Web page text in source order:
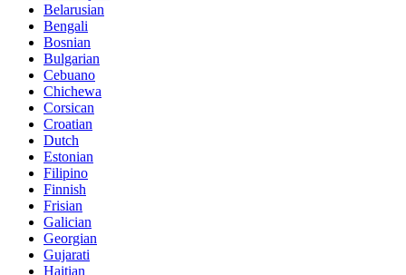
Belarusian
Bengali
Bosnian
Bulgarian
Cebuano
Chichewa
Corsican
Croatian
Dutch
Estonian
Filipino
Finnish
Frisian
Galician
Georgian
Gujarati
Haitian